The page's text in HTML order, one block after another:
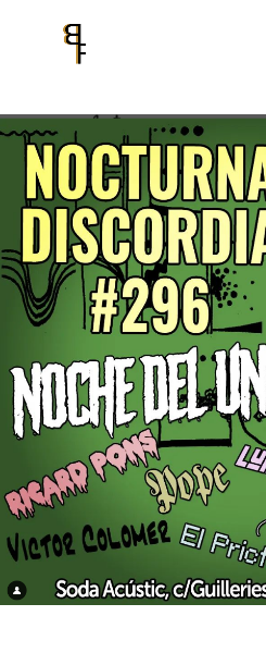
Nocturna Discordia #296